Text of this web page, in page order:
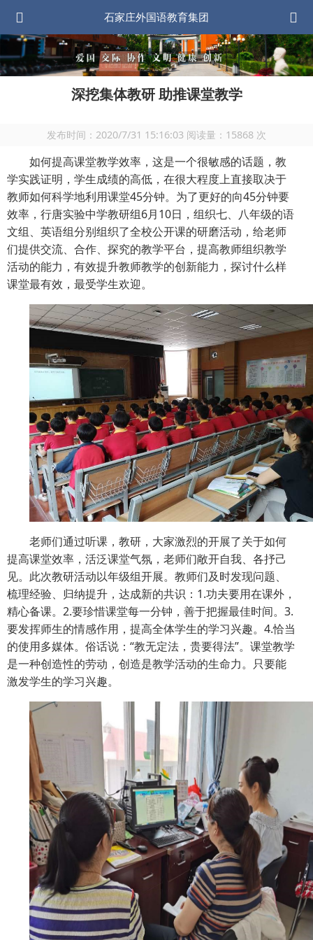
石家庄外国语教育集团
深挖集体教研 助推课堂教学
发布时间： 2020/7/31 15:16:03 阅读量： 15868 次
如何提高课堂教学效率，这是一个很敏感的话题，教
学实践证明，学生成绩的高低，在很大程度上直接取决于
教师如何科学地利用课堂45分钟。为了更好的向45分钟要
效率， 行唐实验中学教研组6月10日，组织七、八年级的语
文组、英语组分别组织了全校公开课的研磨活动，给老师
们提供交流、合作、探究的教学平台，提高教师组织教学
活动的能力，有效提升教师教学的创新能力，探讨什么样
课堂最有效，最受学生欢迎。
老师们通过听课，教研，大家激烈的开展了关于如何
提高课堂效率，活泛课堂气氛，老师们敞开自我、各抒己
见。此次教研活动以年级组开展。教师们及时发现问题、
梳理经验、归纳提升，达成新的共识： 1.功夫要用在课外，
精心备课。 2.要珍惜课堂每一分钟，善于把握最佳时间。 3.
要发挥师生的情感作用，提高全体学生的学习兴趣。 4.恰当
的使用多媒体。俗话说：“教无定法，贵要得法”。课堂教学
是一种创造性的劳动，创造是教学活动的生命力。只要能
激发学生的学习兴趣。